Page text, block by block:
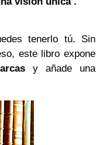
tenerlo tú. Sin
este libro expone
y añade una